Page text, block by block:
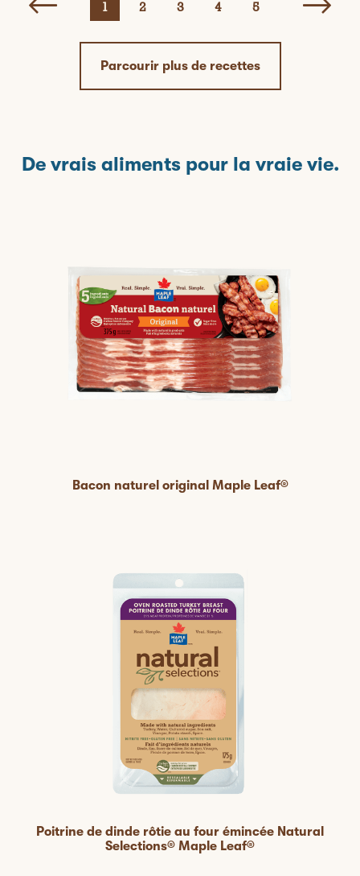
1 2 3 4 5
Parcourir plus de recettes
De vrais aliments pour la vraie vie.
Bacon naturel original Maple Leaf®
Poitrine de dinde rôtie au four émincée Natural
Selections® Maple Leaf®